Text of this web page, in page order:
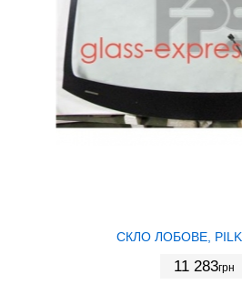
СКЛО ЛОБОВЕ,
11 283грн